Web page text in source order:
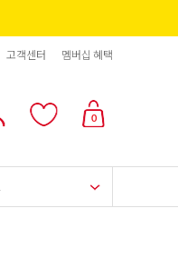
고객센터 멤버십 혜택
0
올리브